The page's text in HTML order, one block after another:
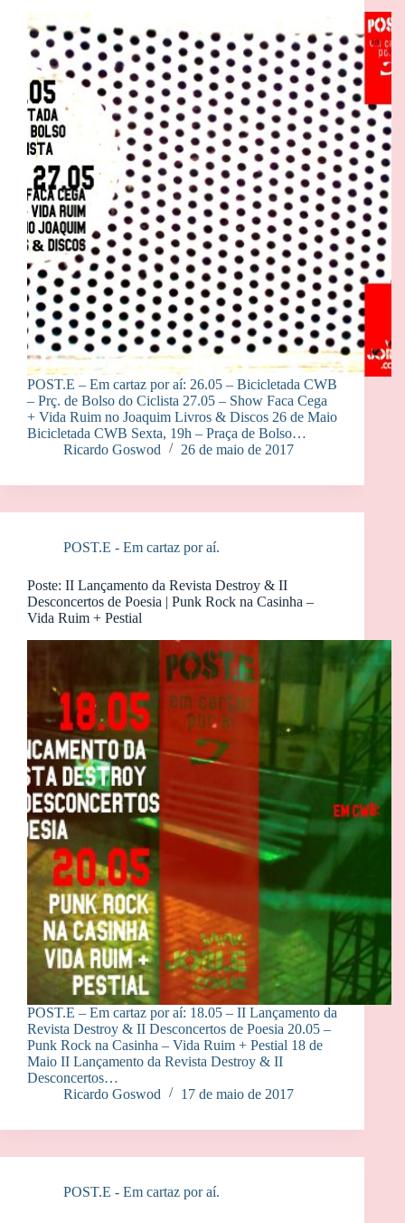
POST.E – Em cartaz por aí: 26.05 – Bicicletada CWB
– Prç. de Bolso do Ciclista 27.05 – Show Faca Cega
+ Vida Ruim no Joaquim Livros & Discos 26 de Maio
Bicicletada CWB Sexta, 19h – Praça de Bolso…
Ricardo Goswod
26 de maio de 2017
POST.E - Em cartaz por aí.
Poste: II Lançamento da Revista Destroy & II
Desconcertos de Poesia | Punk Rock na Casinha –
Vida Ruim + Pestial
POST.E – Em cartaz por aí: 18.05 – II Lançamento da
Revista Destroy & II Desconcertos de Poesia 20.05 –
Punk Rock na Casinha – Vida Ruim + Pestial 18 de
Maio II Lançamento da Revista Destroy & II
Desconcertos…
Ricardo Goswod
17 de maio de 2017
POST.E - Em cartaz por aí.